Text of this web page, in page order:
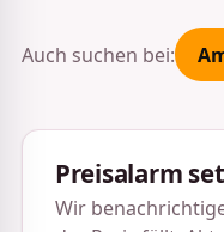
Auch suchen bei:
Preisalarm
Wir